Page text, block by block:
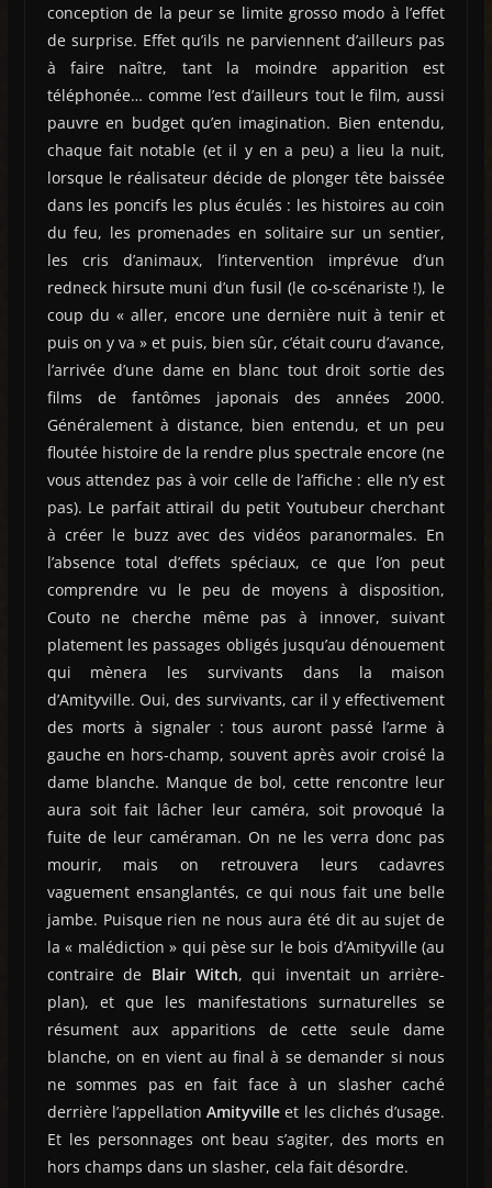
conception de la peur se limite grosso modo à l’effet
de surprise. Effet qu’ils ne parviennent d’ailleurs pas
à faire naître, tant la moindre apparition est
téléphonée… comme l’est d’ailleurs tout le film, aussi
pauvre en budget qu’en imagination. Bien entendu,
chaque fait notable (et il y en a peu) a lieu la nuit,
lorsque le réalisateur décide de plonger tête baissée
dans les poncifs les plus éculés : les histoires au coin
du feu, les promenades en solitaire sur un sentier,
les cris d’animaux, l’intervention imprévue d’un
redneck hirsute muni d’un fusil (le co-scénariste !), le
coup du « aller, encore une dernière nuit à tenir et
puis on y va » et puis, bien sûr, c’était couru d’avance,
l’arrivée d’une dame en blanc tout droit sortie des
films de fantômes japonais des années 2000.
Généralement à distance, bien entendu, et un peu
floutée histoire de la rendre plus spectrale encore (ne
vous attendez pas à voir celle de l’affiche : elle n’y est
pas). Le parfait attirail du petit Youtubeur cherchant
à créer le buzz avec des vidéos paranormales. En
l’absence total d’effets spéciaux, ce que l’on peut
comprendre vu le peu de moyens à disposition,
Couto ne cherche même pas à innover, suivant
platement les passages obligés jusqu’au dénouement
qui mènera les survivants dans la maison
d’Amityville. Oui, des survivants, car il y effectivement
des morts à signaler : tous auront passé l’arme à
gauche en hors-champ, souvent après avoir croisé la
dame blanche. Manque de bol, cette rencontre leur
aura soit fait lâcher leur caméra, soit provoqué la
fuite de leur caméraman. On ne les verra donc pas
mourir, mais on retrouvera leurs cadavres
vaguement ensanglantés, ce qui nous fait une belle
jambe. Puisque rien ne nous aura été dit au sujet de
la « malédiction » qui pèse sur le bois d’Amityville (au
contraire de Blair Witch, qui inventait un arrière-
plan), et que les manifestations surnaturelles se
résument aux apparitions de cette seule dame
blanche, on en vient au final à se demander si nous
ne sommes pas en fait face à un slasher caché
derrière l’appellationAmityville et les clichés d’usage.
Et les personnages ont beau s’agiter, des morts en
hors champs dans un slasher, cela fait désordre.